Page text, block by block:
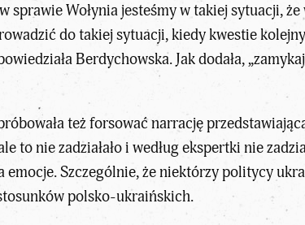
sprawie Wołynia jesteśmy w takiej sytuacji,
do takiej sytuacji, kiedy kwestie
Berdychowska. Jak dodała,
też forsować narrację
to nie zadziałało i według ekspertki nie
emocje. Szczególnie, że niektórzy politycy
polsko-ukraińskich.